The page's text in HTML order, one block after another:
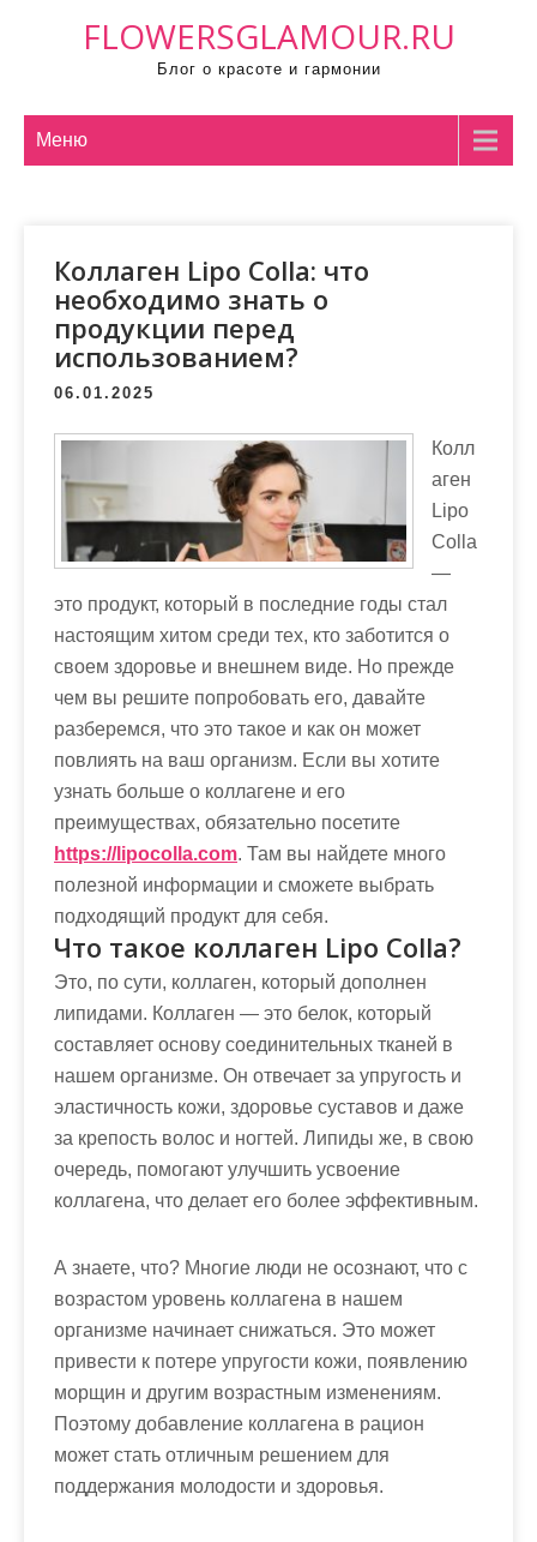
FLOWERSGLAMOUR.RU
Блог о красоте и гармонии
Меню
Коллаген Lipo Colla: что
необходимо знать о
продукции перед
использованием?
06.01.2025
Колл
аген
Lipo
Colla
—
это продукт, который в последние годы стал
настоящим хитом среди тех, кто заботится о
своем здоровье и внешнем виде. Но прежде
чем вы решите попробовать его, давайте
разберемся, что это такое и как он может
повлиять на ваш организм. Если вы хотите
узнать больше о коллагене и его
преимуществах, обязательно посетите
https://lipocolla.com. Там вы найдете много
полезной информации и сможете выбрать
подходящий продукт для себя.
Что такое коллаген Lipo Colla?
Это, по сути, коллаген, который дополнен
липидами. Коллаген — это белок, который
составляет основу соединительных тканей в
нашем организме. Он отвечает за упругость и
эластичность кожи, здоровье суставов и даже
за крепость волос и ногтей. Липиды же, в свою
очередь, помогают улучшить усвоение
коллагена, что делает его более эффективным.
А знаете, что? Многие люди не осознают, что с
возрастом уровень коллагена в нашем
организме начинает снижаться. Это может
привести к потере упругости кожи, появлению
морщин и другим возрастным изменениям.
Поэтому добавление коллагена в рацион
может стать отличным решением для
поддержания молодости и здоровья.